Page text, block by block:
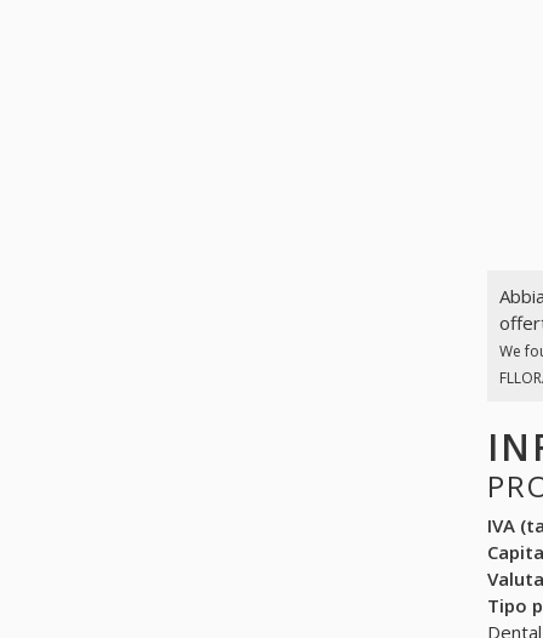
We
IVA
Tipo